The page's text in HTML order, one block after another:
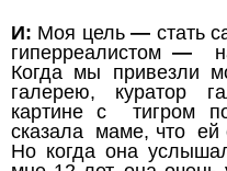
И: Моя цель— стать
гиперреалистом—
Когда мы привезли
галерею, куратор
картине с тигром
сказала маме, что ей
Но когда она